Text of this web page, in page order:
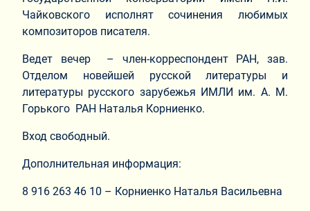
Чайковского исполнят сочинения любимых
композиторов писателя.
Ведет вечер – член-корреспондент РАН, зав.
Отделом новейшей русской литературы и
литературы русского зарубежья ИМЛИ им. А. М.
Горького РАН Наталья Корниенко.
Вход свободный.
Дополнительная информация:
8 916 263 46 10 – Корниенко Наталья Васильевна